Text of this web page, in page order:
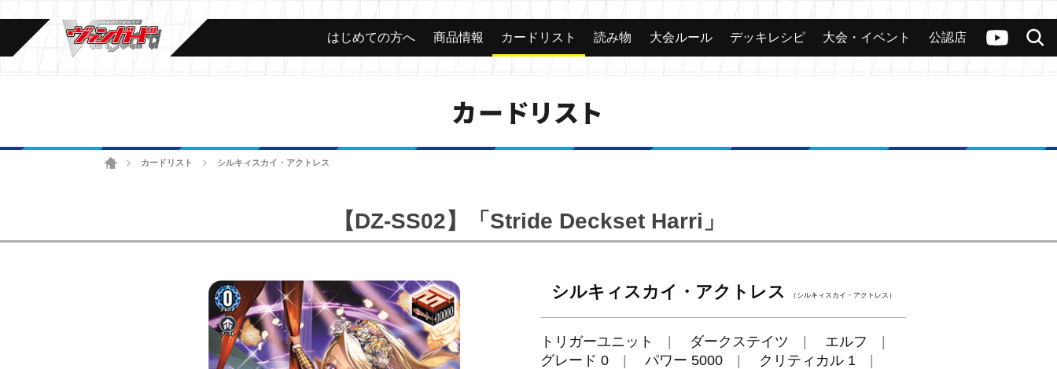
ヴァンガードch
検索
カード 大会 公認店舗 その他
はじめての方へ 商品情報 カードリスト 読み物 大会ルール デッキレシピ 大会・イベント 公認店
カードリスト
ホームカードリスト シルキィスカイ・アクトレス
【DZ-SS02】「Stride Deckset Harri」
シルキィスカイ・アクトレス （シルキィスカイ・アクトレス）
トリガーユニット ダークステイツ
エルフ
グレード 0
パワー 5000
クリティカル 1